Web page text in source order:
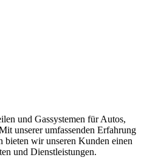
und Gassystemen für Autos,
unserer umfassenden Erfahrung
bieten wir unseren Kunden einen
und Dienstleistungen.